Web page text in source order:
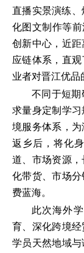
直播实景演练
化图文制作等
创新中心，近
应链体系，直
业者对晋江优品
不同于短
求量身定制学
境服务体系，
返乡后，将化
道、市场资源
化带货、市场
费蓝海。
此次海外
育、深化跨境
学员天然地域与